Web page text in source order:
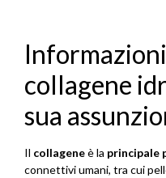
collagene
sua
Il collageneè la principale
connettivi umani, tra cui